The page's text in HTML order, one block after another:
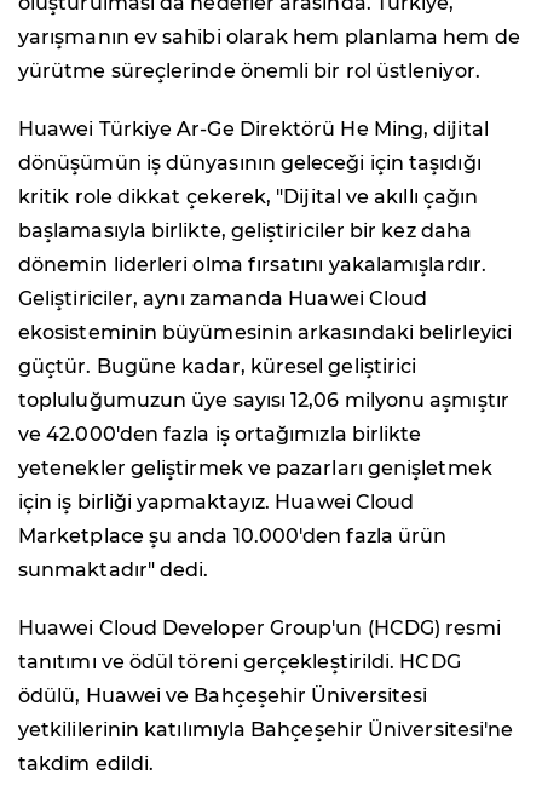
yarışmanın ev sahibi olarak hem planlama hem de
yürütme süreçlerinde önemli bir rol üstleniyor.
Huawei Türkiye Ar-Ge Direktörü He Ming, dijital
dönüşümün iş dünyasının geleceği için taşıdığı
kritik role dikkat çekerek, "Dijital ve akıllı çağın
başlamasıyla birlikte, geliştiriciler bir kez daha
dönemin liderleri olma fırsatını yakalamışlardır.
Geliştiriciler, aynı zamanda Huawei Cloud
ekosisteminin büyümesinin arkasındaki belirleyici
güçtür. Bugüne kadar, küresel geliştirici
topluluğumuzun üye sayısı 12,06 milyonu aşmıştır
ve 42.000'den fazla iş ortağımızla birlikte
yetenekler geliştirmek ve pazarları genişletmek
için iş birliği yapmaktayız. Huawei Cloud
Marketplace şu anda 10.000'den fazla ürün
sunmaktadır" dedi.
Huawei Cloud Developer Group'un (HCDG) resmi
tanıtımı ve ödül töreni gerçekleştirildi. HCDG
ödülü, Huawei ve Bahçeşehir Üniversitesi
yetkililerinin katılımıyla Bahçeşehir Üniversitesi'ne
takdim edildi.